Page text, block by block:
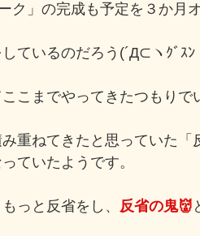
ク」の完成も予定を３か月
ているのだろう(´Д⊂ヽｸﾞｽﾝ
こまでやってきたつもり
重ねてきたと思っていた
ていたようです。
っと反省をし、 反省の鬼👹